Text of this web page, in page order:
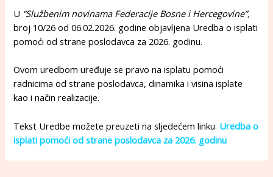
U “Službenim novinama Federacije Bosne i Hercegovine”,
broj 10/26 od 06.02.2026. godine objavljena Uredba o isplati
pomoći od strane poslodavca za 2026. godinu.
Ovom uredbom uređuje se pravo na isplatu pomoći
radnicima od strane poslodavca, dinamika i visina isplate
kao i način realizacije.
Tekst Uredbe možete preuzeti na sljedećem linku: Uredba o
isplati pomoći od strane poslodavca za 2026. godinu